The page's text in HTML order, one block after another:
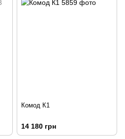
Комод К1
14 180 грн